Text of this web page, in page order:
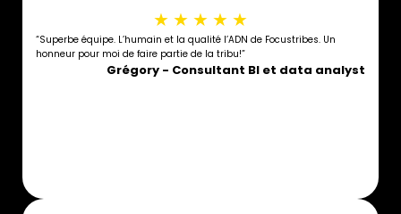
★ ★ ★ ★ ★
“Superbe équipe. L’humain et la qualité l’ADN de Focustribes. Un
honneur pour moi de faire partie de la tribu!”
Grégory - Consultant BI et data analyst